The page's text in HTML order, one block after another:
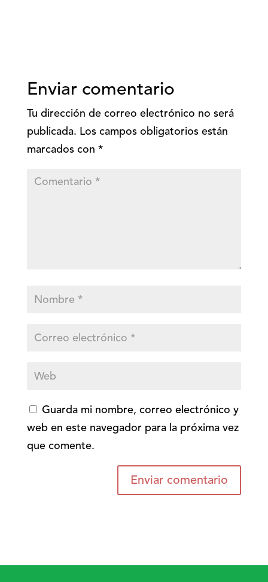
Enviar comentario
Tu dirección de correo electrónico no será
publicada. Los campos obligatorios están
marcados con *
Guarda mi nombre, correo electrónico y
web en este navegador para la próxima vez
que comente.